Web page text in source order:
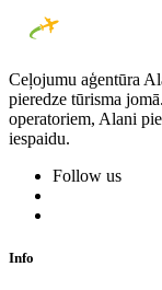
Ceļojumu aģentūra
pieredze tūrisma
operatoriem, Alani
iespaidu.
Follow us
Info